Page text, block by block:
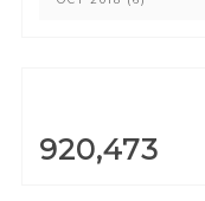
920,473